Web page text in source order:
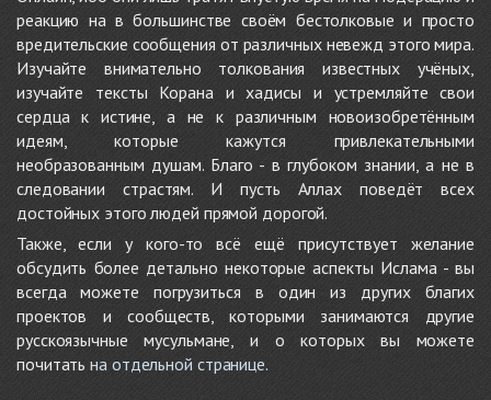
реакцию на в большинстве своём бестолковые и просто
вредительские сообщения от различных невежд этого мира.
Изучайте внимательно толкования известных учёных,
изучайте тексты Корана и хадисы и устремляйте свои
сердца к истине, а не к различным новоизобретённым
идеям, которые кажутся привлекательными
необразованным душам. Благо - в глубоком знании, а не в
следовании страстям. И пусть Аллах поведёт всех
достойных этого людей прямой дорогой.
Также, если у кого-то всё ещё присутствует желание
обсудить более детально некоторые аспекты Ислама - вы
всегда можете погрузиться в один из других благих
проектов и сообществ, которыми занимаются другие
русскоязычные мусульмане, и о которых вы можете
почитатьна отдельной странице.